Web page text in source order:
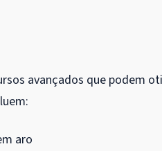
avançados que podem
aro